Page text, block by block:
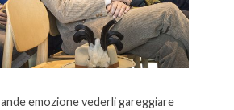
emozione vederli gareggiare